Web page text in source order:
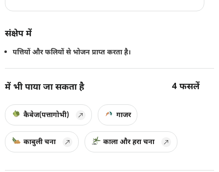
संक्षेप में
पत्तियों और फलियों से भोजन प्राप्त करता है।
में भी पाया जा सकता है 4 फसलें
कैबेज(पत्तागोभी) गाजर
काबुली चना काला और हरा चना